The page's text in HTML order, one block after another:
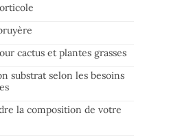
cactus et plantes grasses
substrat selon les besoins
la composition de votre